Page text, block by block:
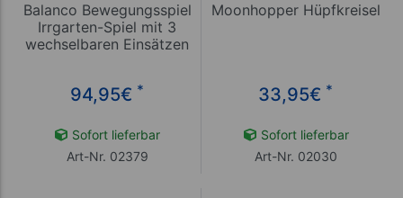
Balanco Bewegungsspiel
Irrgarten-Spiel mit 3
wechselbaren Einsätzen
94,95€ *
Sofort lieferbar
Art-Nr. 02379
Moonhopper Hüpfkreisel
33,95€ *
Sofort lieferbar
Art-Nr. 02030